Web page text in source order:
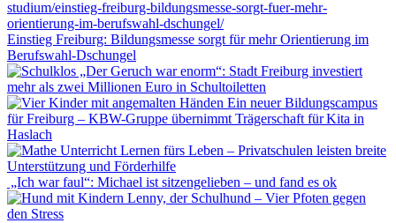
Einstieg Freiburg: Bildungsmesse sorgt für mehr Orientierung im
Berufswahl-Dschungel
„Der Geruch war enorm“: Stadt Freiburg investiert
mehr als zwei Millionen Euro in Schultoiletten
Ein neuer Bildungscampus
für Freiburg – KBW-Gruppe übernimmt Trägerschaft für Kita in
Haslach
Lernen fürs Leben – Privatschulen leisten breite
Unterstützung und Förderhilfe
„Ich war faul“: Michael ist sitzengelieben – und fand es ok
Lenny, der Schulhund – Vier Pfoten gegen
den Stress